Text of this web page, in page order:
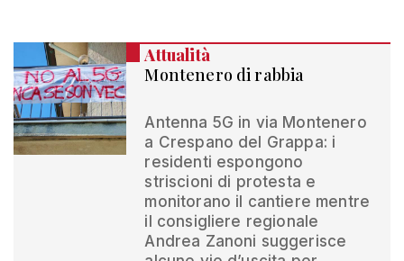
Attualità
Montenero di rabbia
Antenna 5G in via Montenero
a Crespano del Grappa: i
residenti espongono
striscioni di protesta e
monitorano il cantiere mentre
il consigliere regionale
Andrea Zanoni suggerisce